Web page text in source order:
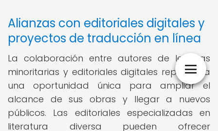
Alianzas con editoriales digitales y
proyectos de traducción en línea
La colaboración entre autores de lenguas
minoritarias y editoriales digitales representa
una oportunidad única para ampliar el
alcance de sus obras y llegar a nuevos
públicos. Las editoriales especializadas en
literatura diversa pueden ofrecer